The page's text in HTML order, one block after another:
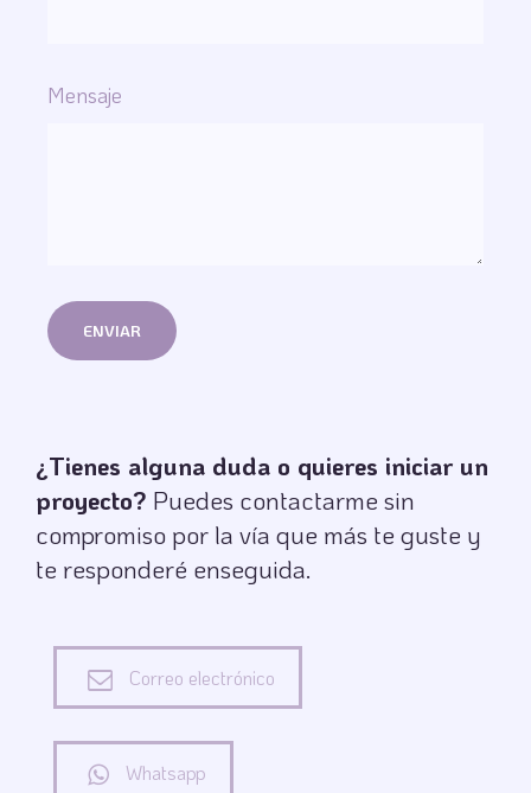
Mensaje
¿Tienes alguna duda o quieres iniciar un
proyecto? Puedes contactarme sin
compromiso por la vía que más te guste y
te responderé enseguida.
Correo electrónico
Whatsapp